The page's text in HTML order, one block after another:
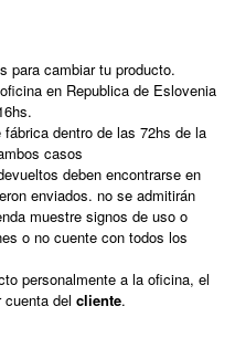
para cambiar tu producto.
en Republica de Eslovenia
dentro de las 72hs de la
casos
deben encontrarse en
enviados. no se admitirán
muestre signos de uso o
o no cuente con todos los
personalmente a la oficina, el
del cliente.